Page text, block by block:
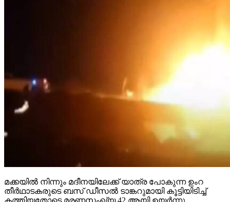
മക്കയില്‍ നിന്നും മദീനയിലേക്ക് യാത്ര പോകുന്ന ഉംറ
തീര്‍ഥാടകരുടെ ബസ് ഡീസല്‍ ടാങ്കറുമായി കൂട്ടിയിടിച്ച്
കത്തിയതോടെ മരണസംഖ്യ 42 ആയി ഉയര്‍ന്നു.